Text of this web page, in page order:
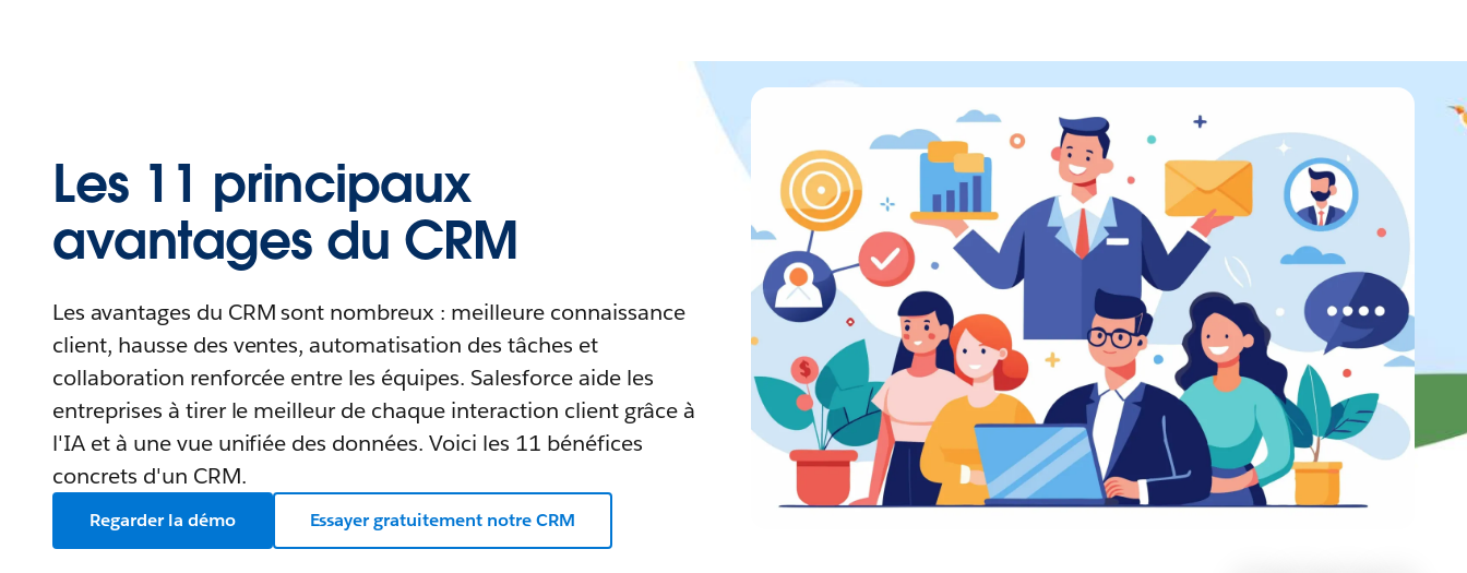
Les 11 principaux
avantages du CRM
Les avantages du CRM sont nombreux : meilleure connaissance
client, hausse des ventes, automatisation des tâches et
collaboration renforcée entre les équipes. Salesforce aide les
entreprises à tirer le meilleur de chaque interaction client grâce à
l'IA et à une vue unifiée des données. Voici les 11 bénéfices
concrets d'un CRM.
Regarder la démo Essayer gratuitement notre CRM